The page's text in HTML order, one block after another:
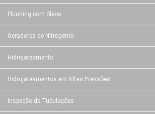
Flushing com óleos
Geradores de Nitrogênio
Hidrojateamento
Hidrojateamentos em Altas Pressões
Inspeção de Tubulações